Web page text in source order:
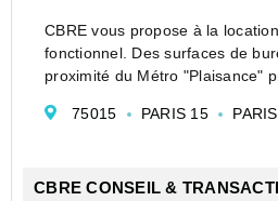
CBRE vous propose à la
fonctionnel. Des surfaces de
proximité du Métro "Plaisance"
Locaux à proximité des
75015 PARIS 15 PARIS
CBRE CONSEIL &